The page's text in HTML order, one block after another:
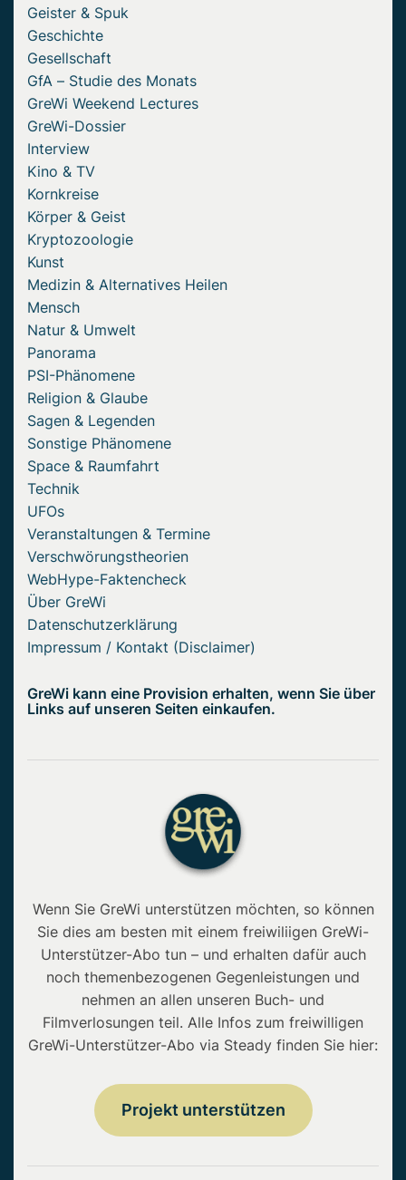
Geister & Spuk
Geschichte
Gesellschaft
GfA – Studie des Monats
GreWi Weekend Lectures
GreWi-Dossier
Interview
Kino & TV
Kornkreise
Körper & Geist
Kryptozoologie
Kunst
Medizin & Alternatives Heilen
Mensch
Natur & Umwelt
Panorama
PSI-Phänomene
Religion & Glaube
Sagen & Legenden
Sonstige Phänomene
Space & Raumfahrt
Technik
UFOs
Veranstaltungen & Termine
Verschwörungstheorien
WebHype-Faktencheck
Über GreWi
Datenschutzerklärung
Impressum / Kontakt (Disclaimer)
GreWi kann eine Provision erhalten, wenn Sie über
Links auf unseren Seiten einkaufen.
Wenn Sie GreWi unterstützen möchten, so können
Sie dies am besten mit einem freiwiliigen GreWi-
Unterstützer-Abo tun – und erhalten dafür auch
noch themenbezogenen Gegenleistungen und
nehmen an allen unseren Buch- und
Filmverlosungen teil. Alle Infos zum freiwilligen
GreWi-Unterstützer-Abo via Steady finden Sie hier:
Projekt unterstützen